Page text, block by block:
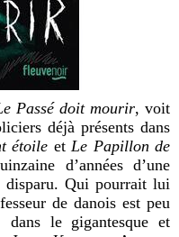
Passé doit mourir, voit
déjà présents dans
étoile et Le Papillon de
d’années d’une
disparu. Qui pourrait lui
de danois est peu
dans le gigantesque et